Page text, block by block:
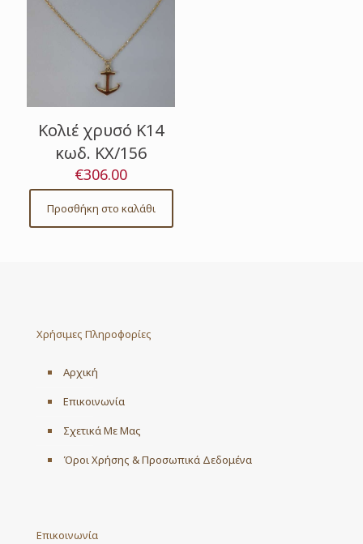
Κολιέ χρυσό Κ14
κωδ. ΚΧ/156
€306.00
Προσθήκη στο καλάθι
Χρήσιμες Πληροφορίες
Αρχική
Επικοινωνία
Σχετικά Με Μας
Όροι Χρήσης & Προσωπικά Δεδομένα
Επικοινωνία